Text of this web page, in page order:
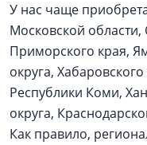
У нас чаще
Московской области,
Приморского края,
округа,
Республики Коми,
округа,
Как правило,